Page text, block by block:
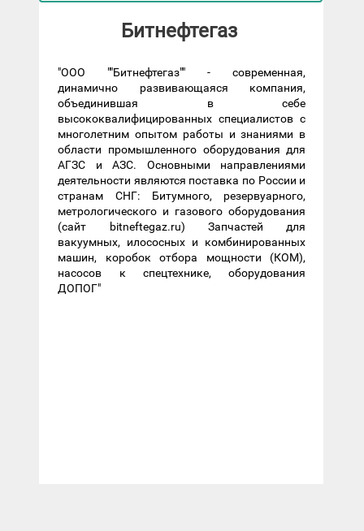
Битнефтегаз
"ООО ""Битнефтегаз"" - современная,
динамично развивающаяся компания,
объединившая в себе
высококвалифицированных специалистов с
многолетним опытом работы и знаниями в
области промышленного оборудования для
АГЗС и АЗС. Основными направлениями
деятельности являются поставка по России и
странам СНГ: Битумного, резервуарного,
метрологического и газового оборудования
(сайт bitneftegaz.ru) Запчастей для
вакуумных, илососных и комбинированных
машин, коробок отбора мощности (КОМ),
насосов к спецтехнике, оборудования
ДОПОГ"